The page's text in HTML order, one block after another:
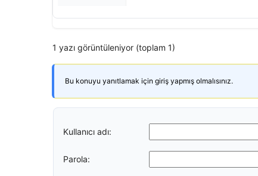
1 yazı görüntüleniyor (toplam 1)
Bu konuyu yanıtlamak için giriş yapmış olmalısınız.
Kullanıcı adı:
Parola: